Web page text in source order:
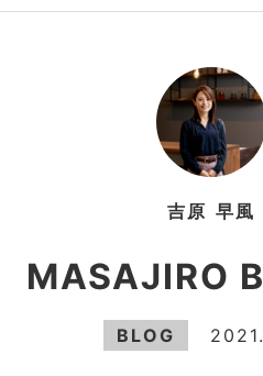
吉原 早風
MASAJIRO
BLOG